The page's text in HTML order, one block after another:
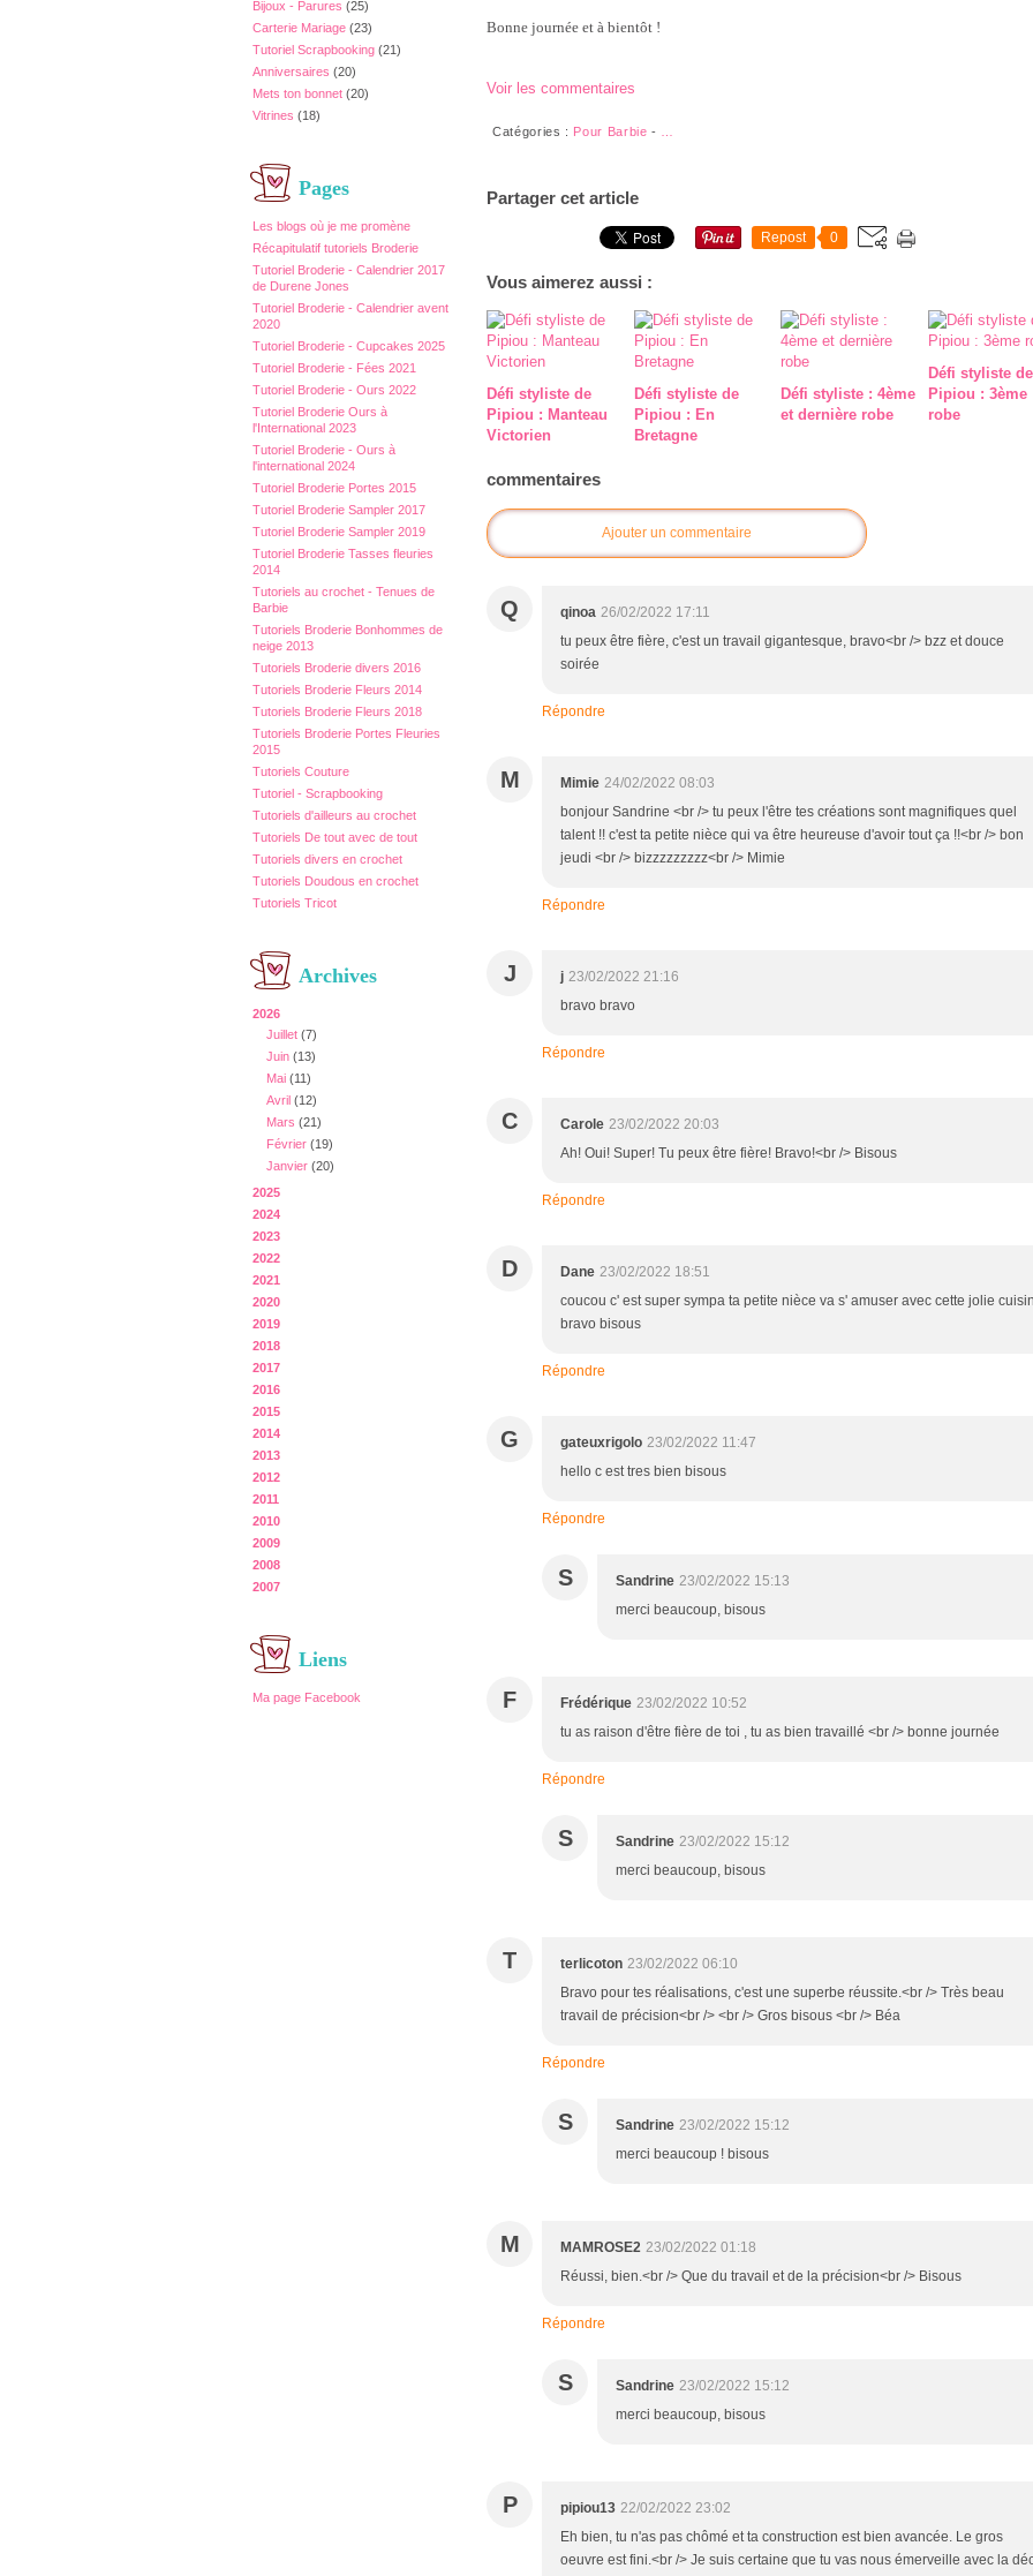
Bijoux - Parures (25)
Carterie Mariage (23)
Tutoriel Scrapbooking (21)
Anniversaires (20)
Mets ton bonnet (20)
Vitrines (18)
Pages
Les blogs où je me promène
Récapitulatif tutoriels Broderie
Tutoriel Broderie - Calendrier 2017
de Durene Jones
Tutoriel Broderie - Calendrier avent
2020
Tutoriel Broderie - Cupcakes 2025
Tutoriel Broderie - Fées 2021
Tutoriel Broderie - Ours 2022
Tutoriel Broderie Ours à
l'International 2023
Tutoriel Broderie - Ours à
l'international 2024
Tutoriel Broderie Portes 2015
Tutoriel Broderie Sampler 2017
Tutoriel Broderie Sampler 2019
Tutoriel Broderie Tasses fleuries
2014
Tutoriels au crochet - Tenues de
Barbie
Tutoriels Broderie Bonhommes de
neige 2013
Tutoriels Broderie divers 2016
Tutoriels Broderie Fleurs 2014
Tutoriels Broderie Fleurs 2018
Tutoriels Broderie Portes Fleuries
2015
Tutoriels Couture
Tutoriel - Scrapbooking
Tutoriels d'ailleurs au crochet
Tutoriels De tout avec de tout
Tutoriels divers en crochet
Tutoriels Doudous en crochet
Tutoriels Tricot
Archives
2026
Juillet (7)
Juin (13)
Mai (11)
Avril (12)
Mars (21)
Février (19)
Janvier (20)
2025
2024
2023
2022
2021
2020
2019
2018
2017
2016
2015
2014
2013
2012
2011
2010
2009
2008
2007
Liens
Ma page Facebook
Bonne journée et à bientôt !
Voir les commentaires
Catégories : Pour Barbie -
Partager cet article
Repost 0
Vous aimerez aussi :
Défi styliste de
Pipiou : Manteau
Victorien
Défi styliste de
Pipiou : En
Bretagne
Défi styliste : 4ème
et dernière robe
Défi styliste de
Pipiou : 3ème
robe
commentaires
Ajouter un commentaire
Q qinoa 26/02/2022 17:11
tu peux être fière, c'est un travail gigantesque, bravo<br /> bzz et douce
soirée
Répondre
M Mimie 24/02/2022 08:03
bonjour Sandrine <br /> tu peux l'être tes créations sont magnifiques quel
talent !! c'est ta petite nièce qui va être heureuse d'avoir tout ça !!<br /> bon
jeudi <br /> bizzzzzzzzz<br /> Mimie
Répondre
J j 23/02/2022 21:16
bravo bravo
Répondre
C Carole 23/02/2022 20:03
Ah! Oui! Super! Tu peux être fière! Bravo!<br /> Bisous
Répondre
D Dane 23/02/2022 18:51
coucou c' est super sympa ta petite nièce va s' amuser avec cette jolie
bravo bisous
Répondre
G gateuxrigolo 23/02/2022 11:47
hello c est tres bien bisous
Répondre
S Sandrine 23/02/2022 15:13
merci beaucoup, bisous
F Frédérique 23/02/2022 10:52
tu as raison d'être fière de toi , tu as bien travaillé <br /> bonne journée
Répondre
S Sandrine 23/02/2022 15:12
merci beaucoup, bisous
T terlicoton 23/02/2022 06:10
Bravo pour tes réalisations, c'est une superbe réussite.<br /> Très beau
travail de précision<br /> <br /> Gros bisous <br /> Béa
Répondre
S Sandrine 23/02/2022 15:12
merci beaucoup ! bisous
M MAMROSE2 23/02/2022 01:18
Réussi, bien.<br /> Que du travail et de la précision<br /> Bisous
Répondre
S Sandrine 23/02/2022 15:12
merci beaucoup, bisous
P pipiou13 22/02/2022 23:02
Eh bien, tu n'as pas chômé et ta construction est bien avancée. Le gros
oeuvre est fini.<br /> Je suis certaine que tu vas nous émerveille avec la